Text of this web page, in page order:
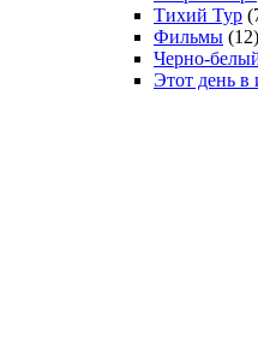
Тихий Тур
Фильмы (12)
Черно-
Этот день в